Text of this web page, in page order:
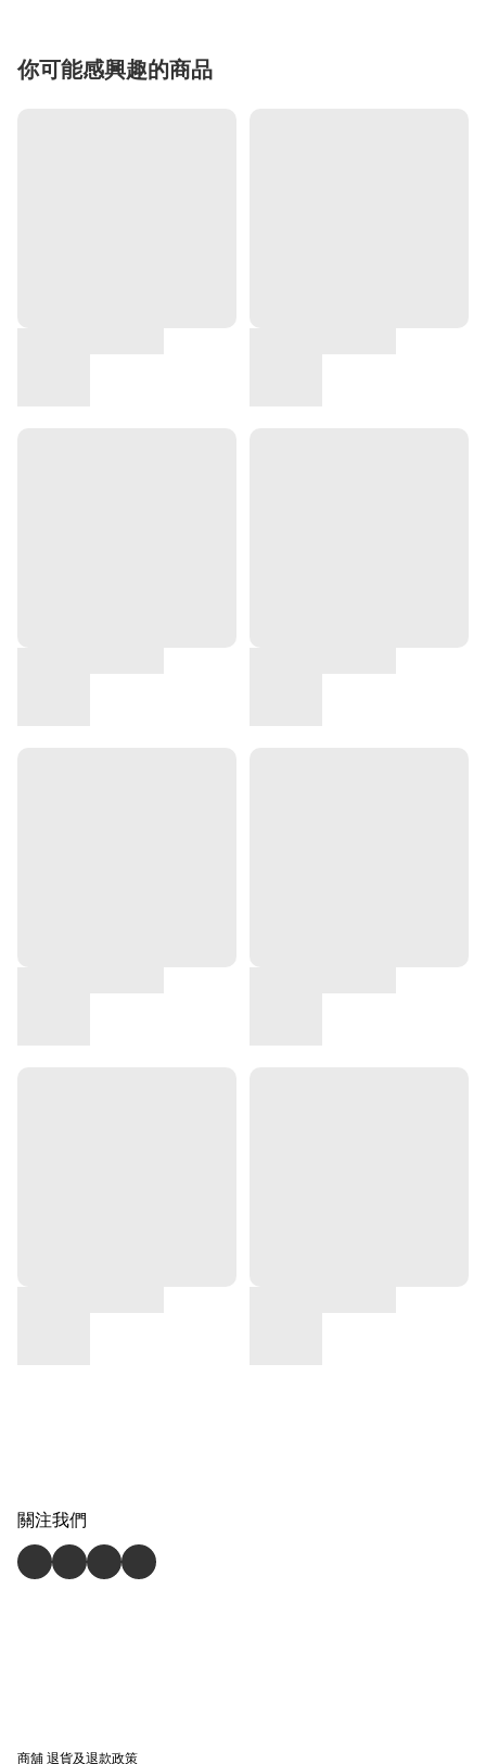
你可能感興趣的商品
關注我們
商舖退貨及退款政策